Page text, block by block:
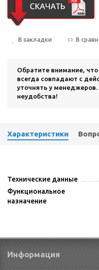
В закладки В
Обратите внимание,
всегда совпадают с
уточнять у менеджеров.
неудобства!
Характеристики
Технические данные
Функциональное
назначение
Информация